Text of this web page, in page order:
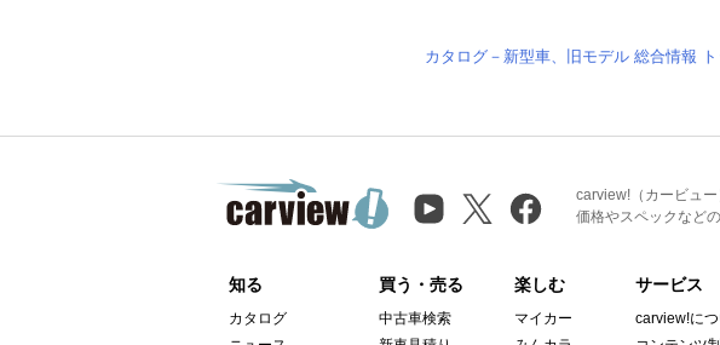
カタログ－新型車、旧モデル 総合情報
carview!（カービュ
価格やスペックなど
知る
カタログ
買う・売る
中古車検索
楽しむ
マイカー
サービス
carview!に